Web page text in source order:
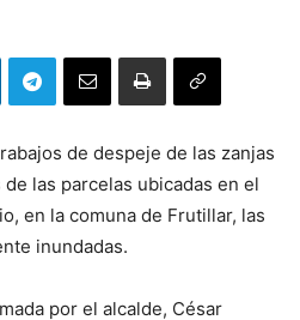
de despeje de las zanjas
las parcelas ubicadas en el
en la comuna de Frutillar, las
inundadas.
por el alcalde, César